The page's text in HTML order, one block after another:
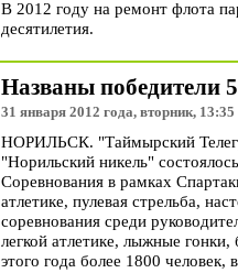
В 2012 году на ремонт флота
десятилетия.
Названы победители
31 января 2012 года, вторник, 13:35
НОРИЛЬСК. "Таймырский
"Норильский никель"
Соревнования в рамках
атлетике, пулевая стрельба,
соревнования среди
легкой атлетике, лыжные
этого года более 1800